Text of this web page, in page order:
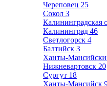
Череповец 25
Сокол 3
Калининградская
Калининград 46
Светлогорск 4
Балтийск 3
Ханты-
Нижневартовск 20
Сургут 18
Ханты-Мансийск